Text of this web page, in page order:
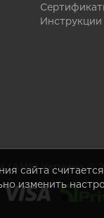
сайта
изменить
Инструкции
(AMS) Украина ©